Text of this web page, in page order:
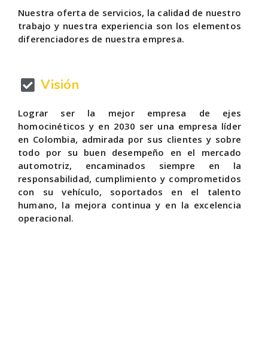
Nuestra oferta de servicios, la calidad de nuestro
trabajo y nuestra experiencia son los elementos
diferenciadores de nuestra empresa.
Visión
Lograr ser la mejor empresa de ejes
homocinéticos y en 2030 ser una empresa líder
en Colombia, admirada por sus clientes y sobre
todo por su buen desempeño en el mercado
automotriz, encaminados siempre en la
responsabilidad, cumplimiento y comprometidos
con su vehículo, soportados en el talento
humano, la mejora continua y en la excelencia
operacional.